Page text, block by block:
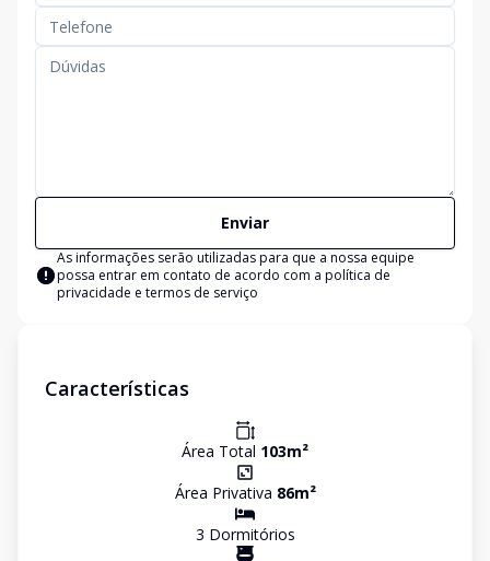
Enviar
As informações serão utilizadas para que a nossa equipe
possa entrar em contato de acordo com a política de
privacidade e termos de serviço
Características
Área Total 103m²
Área Privativa 86m²
3 Dormitórios